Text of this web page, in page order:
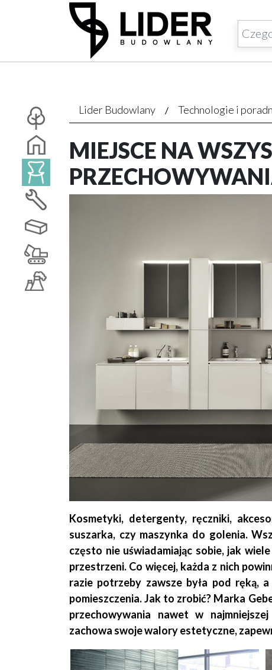
Lider Budowlany Technologie i
MIEJSCE NA
Kosmetyki, detergenty, ręczniki,
suszarka, czy maszynka do golenia.
często nie uświadamiając sobie, jak
przestrzeni. Co więcej, każda z nich
razie potrzeby zawsze była pod ręką,
pomieszczenia. Jak to zrobić? Marka
przechowywania nawet w
zachowa swoje walory estetyczne,